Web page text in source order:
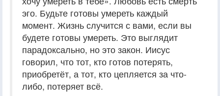
эго. Будьте готовы умереть каждый
момент. Жизнь случится с вами, если вы
будете готовы умереть. Это выглядит
парадоксально, но это закон. Иисус
говорил, что тот, кто готов потерять,
приобретёт, а тот, кто цепляется за что-
либо, потеряет всё.